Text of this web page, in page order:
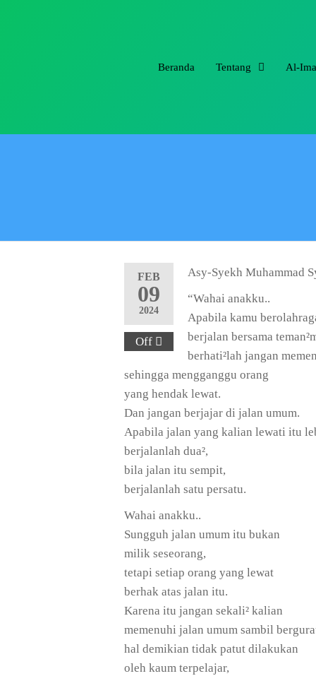
Beranda Tentang Al-
FEB
09
2024
Off
“Wahai anakku..
Apabila kamu
berjalan bersama
berhati²lah jangan
sehingga mengganggu orang
yang hendak lewat.
Dan jangan berjajar di jalan umum.
Apabila jalan yang kalian lewati itu
berjalanlah dua²,
bila jalan itu sempit,
berjalanlah satu persatu.
Wahai anakku..
Sungguh jalan umum itu bukan
milik seseorang,
tetapi setiap orang yang lewat
berhak atas jalan itu.
Karena itu jangan sekali² kalian
memenuhi jalan umum sambil
hal demikian tidak patut dilakukan
oleh kaum terpelajar,